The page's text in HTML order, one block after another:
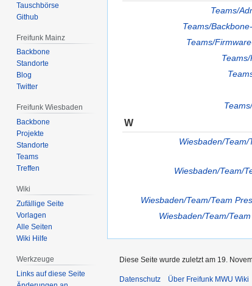
Teams/
Teams/
Teams/
W
Wiesbaden/
Wiesbaden/Team/
Wiesbaden/Team/Team
Wiesbaden/Team/
Tauschbörse
Github
Freifunk Mainz
Backbone
Standorte
Blog
Twitter
Freifunk Wiesbaden
Backbone
Projekte
Standorte
Teams
Treffen
Wiki
Zufällige Seite
Vorlagen
Alle Seiten
Wiki Hilfe
Werkzeuge
Links auf diese Seite
Diese Seite wurde zuletzt am 19.
Datenschutz Über Freifunk MWU Wiki